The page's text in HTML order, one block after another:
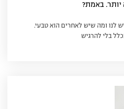
באמת?
לנו ומה שיש לאחרים הוא טבעי.
בלי להרגיש